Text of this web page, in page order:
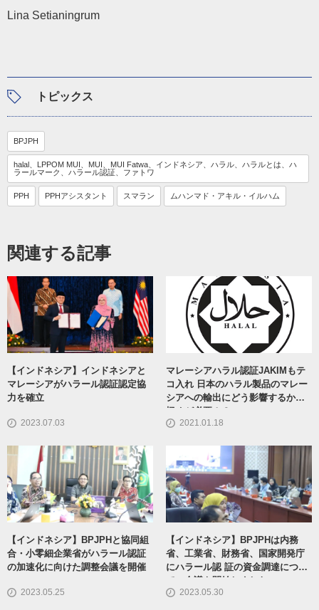
Lina Setianingrum
トピックス
BPJPH
halal、LPPOM MUI、MUI、MUI Fatwa、インドネシア、ハラル、ハラルとは、ハ
ラールマーク、ハラール認証、ファトワ
PPH PPHアシスタント スマラン ムハンマド・アキル・イルハム
関連する記事
【インドネシア】インドネシアと
マレーシアがハラール認証認定協
力を確立
2023.07.03
マレーシアハラル認証JAKIMもテ
コ入れ 日本のハラル製品のマレー
シアへの輸出にどう影響するか見
極めが必要！？
2021.01.18
【インドネシア】BPJPHと協同組
合・小零細企業省がハラール認証
の加速化に向けた調整会議を開催
2023.05.25
【インドネシア】BPJPHは内務
省、工業省、財務省、国家開発庁
にハラール認 証の資金調達につい
ての会議を開始しました
2023.05.30